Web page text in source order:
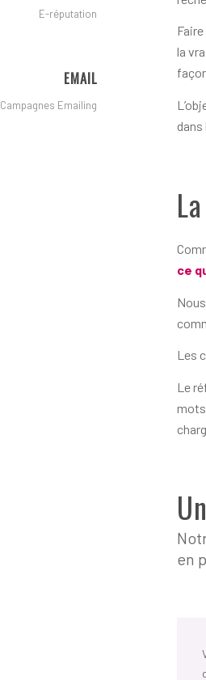
la
dans
ce
Les
Le
en
E-réputation
EMAIL
Campagnes Emailing